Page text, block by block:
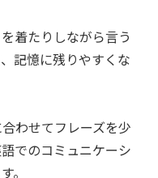
着たりしながら言う
記憶に残りやすくな
わせてフレーズを少
でのコミュニケーシ
。